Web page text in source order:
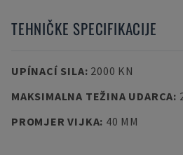
TEHNIČKE SPECIFIKACIJE
UPÍNACÍ SILA: 2000 KN
MAKSIMALNA TEŽINA UDARCA:
PROMJER VIJKA: 40 MM